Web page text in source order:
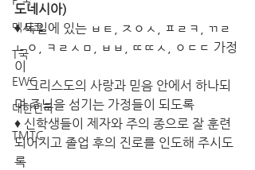
멕시코
T국
EWC
대한민국
TMTC
도네시아)
♦ 독일에 있는 ㅂㅌ, ㅈㅇㅅ, ㅍㄹㅋ, ㄲㄹ
ㄴㅇ, ㅋㄹㅅㅁ, ㅂㅂ, ㄸㄸㅅ, ㅇㄷㄷ 가정
이
    그리스도의 사랑과 믿음 안에서 하나되
며 주님을 섬기는 가정들이 되도록
♦ 신학생들이 제자와 주의 종으로 잘 훈련
되어지고 졸업 후의 진로를 인도해 주시도
록